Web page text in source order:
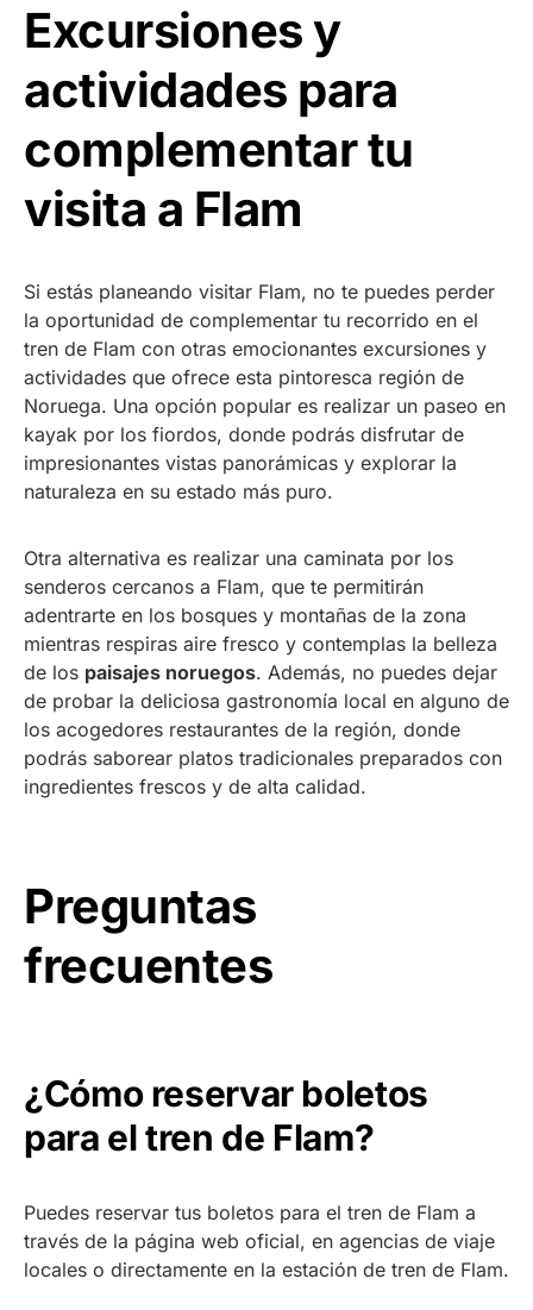
Excursiones y
actividades para
complementar tu
visita a Flam
Si estás planeando visitar Flam, no te puedes perder
la oportunidad de complementar tu recorrido en el
tren de Flam con otras emocionantes excursiones y
actividades que ofrece esta pintoresca región de
Noruega. Una opción popular es realizar un paseo en
kayak por los fiordos, donde podrás disfrutar de
impresionantes vistas panorámicas y explorar la
naturaleza en su estado más puro.
Otra alternativa es realizar una caminata por los
senderos cercanos a Flam, que te permitirán
adentrarte en los bosques y montañas de la zona
mientras respiras aire fresco y contemplas la belleza
de los paisajes noruegos. Además, no puedes dejar
de probar la deliciosa gastronomía local en alguno de
los acogedores restaurantes de la región, donde
podrás saborear platos tradicionales preparados con
ingredientes frescos y de alta calidad.
Preguntas
frecuentes
¿Cómo reservar boletos
para el tren de Flam?
Puedes reservar tus boletos para el tren de Flam a
través de la página web oficial, en agencias de viaje
locales o directamente en la estación de tren de Flam.